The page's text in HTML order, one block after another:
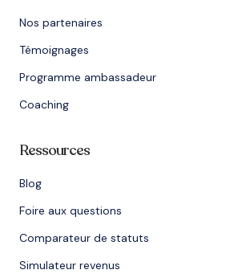
Nos partenaires
Témoignages
Programme ambassadeur
Coaching
Ressources
Blog
Foire aux questions
Comparateur de statuts
Simulateur revenus